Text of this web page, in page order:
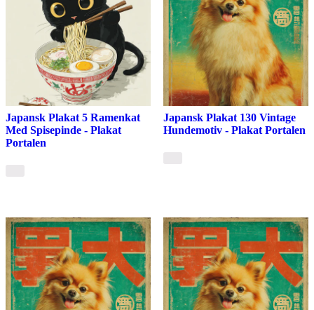
Japansk Plakat 5 Ramenkat
Med Spisepinde - Plakat
Portalen
Japansk Plakat 130 Vintage
Hundemotiv - Plakat Portalen